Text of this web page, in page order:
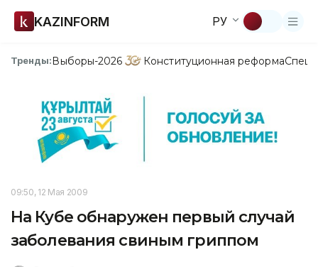
KAZINFORM РУ
Тренды:Выборы-2026 Конституционная реформа
09:50, 12 Мая 2009
На Кубе обнаружен первый случай
заболевания свиным гриппом